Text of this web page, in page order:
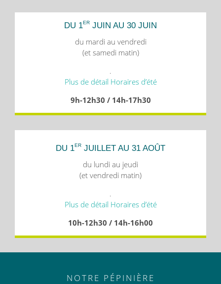
DU 1ER JUIN AU 30 JUIN
du mardi au vendredi
(et samedi matin)
.
Plus de détail Horaires d’été
9h-12h30 / 14h-17h30
DU 1ER JUILLET AU 31 AOÛT
du lundi au jeudi
(et vendredi matin)
.
Plus de détail Horaires d’été
10h-12h30 / 14h-16h00
NOTRE PÉPINIÈRE